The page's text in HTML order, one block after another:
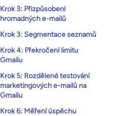
Krok 3: Přizpůsobení
hromadných e-mailů
Krok 3: Segmentace seznamů
Krok 4: Překročení limitu
Gmailu
Krok 5: Rozdělené testování
marketingových e-mailů na
Gmailu
Krok 6: Měření úspěchu